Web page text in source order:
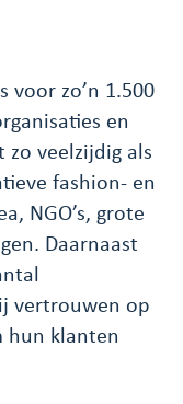
voor zo’n 1.500
en
zo veelzijdig als
fashion- en
NGO’s, grote
Daarnaast
vertrouwen op
hun klanten